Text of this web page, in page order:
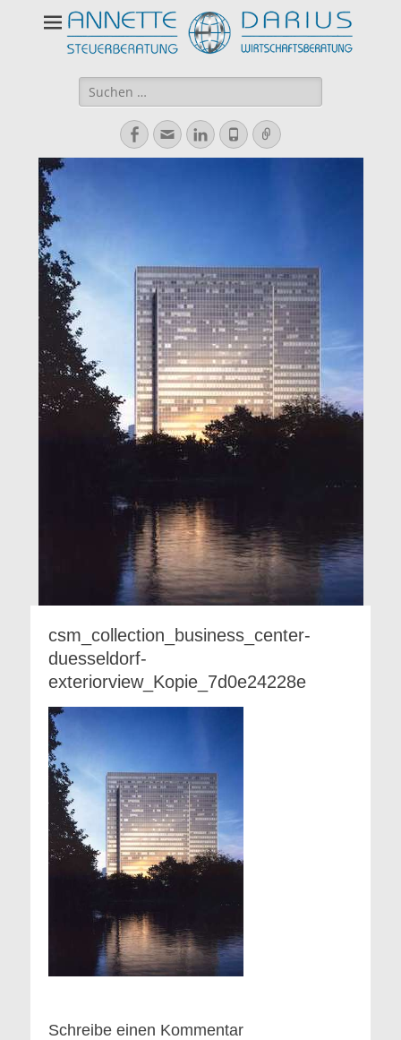
Suchen
nach:
Facebook
E-
Mail
LinkedIn
TelefonVerknüpfung
csm_collection_business_center-
duesseldorf-
exteriorview_Kopie_7d0e24228e
Schreibe einen Kommentar